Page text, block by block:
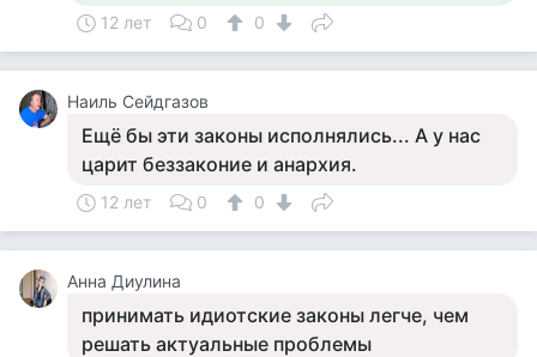
12 лет 0 0
Наиль Сейдгазов
Ещё бы эти законы исполнялись... А у нас
царит беззаконие и анархия.
12 лет 0 0
Анна Диулина
принимать идиотские законы легче, чем
решать актуальные проблемы